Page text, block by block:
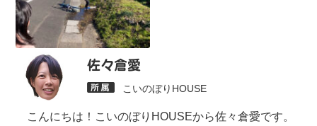
佐々倉愛
こいのぼりHOUSE
こんにちは！こいのぼりHOUSEから佐々倉愛です。